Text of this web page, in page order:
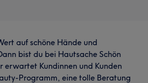
auf schöne Hände und
bist du bei Hautsache Schön
erwartet Kundinnen und Kunden
Programm, eine tolle Beratung